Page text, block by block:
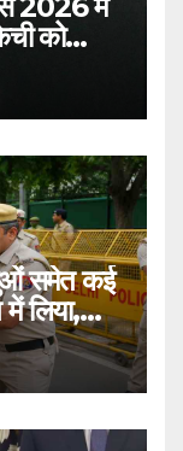
को
समेत कई
लिया,